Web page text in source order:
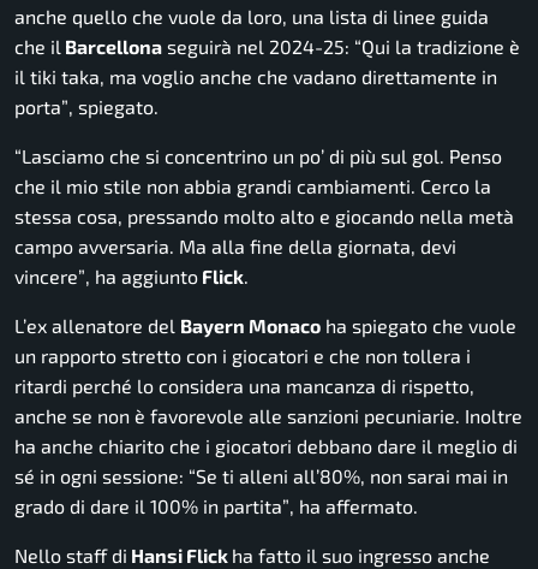
anche quello che vuole da loro, una lista di linee guida
che il Barcellona seguirà nel 2024-25: “Qui la tradizione è
il tiki taka, ma voglio anche che vadano direttamente in
porta”, spiegato.
“Lasciamo che si concentrino un po’ di più sul gol. Penso
che il mio stile non abbia grandi cambiamenti. Cerco la
stessa cosa, pressando molto alto e giocando nella metà
campo avversaria. Ma alla fine della giornata, devi
vincere”, ha aggiunto Flick.
L’ex allenatore del Bayern Monaco ha spiegato che vuole
un rapporto stretto con i giocatori e che non tollera i
ritardi perché lo considera una mancanza di rispetto,
anche se non è favorevole alle sanzioni pecuniarie. Inoltre
ha anche chiarito che i giocatori debbano dare il meglio di
sé in ogni sessione: “Se ti alleni all’80%, non sarai mai in
grado di dare il 100% in partita”, ha affermato.
Nello staff di Hansi Flick ha fatto il suo ingresso anche